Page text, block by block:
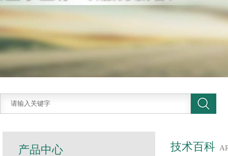
技术百科
产品中心